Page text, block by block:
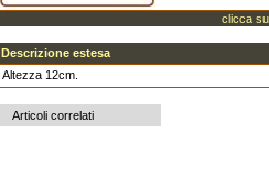
clicca
Descrizione estesa
Altezza 12cm.
Articoli correlati